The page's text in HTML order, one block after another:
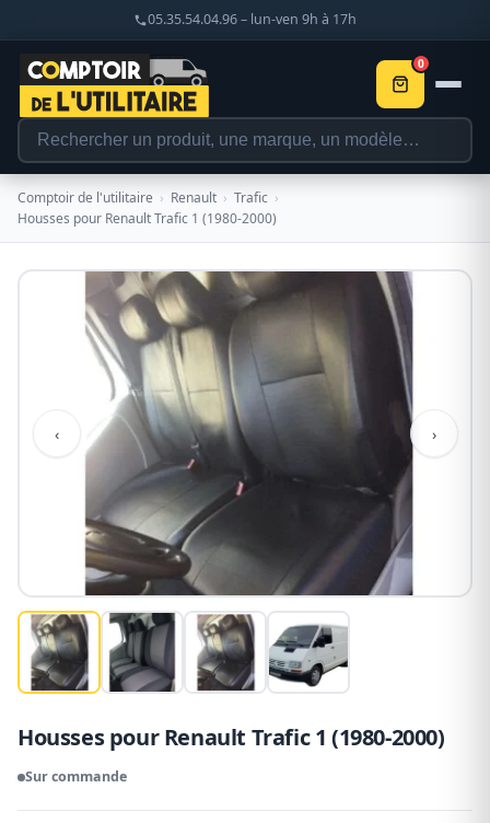
05.35.54.04.96 – lun-ven 9h à 17h
0
Comptoir de l'utilitaire › Renault › Trafic ›
Housses pour Renault Trafic 1 (1980-2000)
‹ ›
Housses pour Renault Trafic 1 (1980-2000)
Sur commande